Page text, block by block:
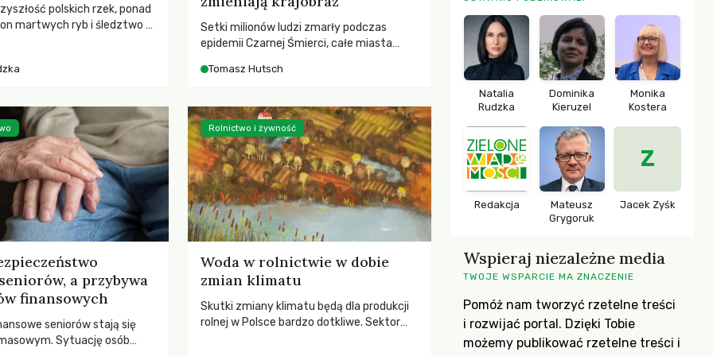
polskich rzek, ponad
martwych ryb i śledztwo z
by prace modernizacyjne
śmierci rzeki.
Setki milionów ludzi zmarły podczas
epidemii Czarnej Śmierci, całe miasta
pierwsze liście nowych dębów rozwijały
podnosiła się po jednej z największych
katastrof w swoich dziejach.
Tomasz Hutsch
a przybywa
finansowych
seniorów stają się
Sytuację osób
Woda w rolnictwie w dobie
zmian klimatu
Skutki zmiany klimatu będą dla produkcji
rolnej w Polsce bardzo dotkliwe. Sektor
Rolnictwo i żywność
Natalia
Rudzka
Dominika
Kieruzel
Monika
Kostera
Redakcja
Mateusz
Grygoruk
Z
Jacek Zyśk
Wspieraj niezależne media
TWOJE WSPARCIE MA ZNACZENIE
Pomóż nam tworzyć rzetelne treści
i rozwijać portal. Dzięki Tobie
możemy publikować rzetelne treści i